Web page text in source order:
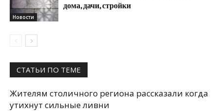
Новости
дома, дачи, стройки
СТАТЬИ ПО ТЕМЕ
Жителям столичного региона рассказали когда
утихнут сильные ливни